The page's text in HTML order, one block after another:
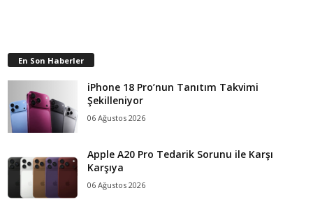
En Son Haberler
iPhone 18 Pro’nun Tanıtım Takvimi
Şekilleniyor
06 Ağustos 2026
Apple A20 Pro Tedarik Sorunu ile Karşı
Karşıya
06 Ağustos 2026